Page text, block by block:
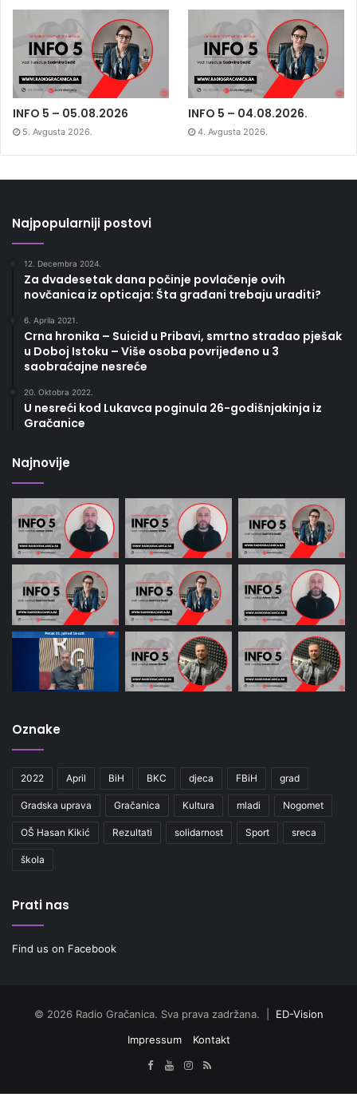
INFO 5 – 05.08.2026
5. Avgusta 2026.
INFO 5 – 04.08.2026.
4. Avgusta 2026.
Najpopularniji postovi
12. Decembra 2024.
Za dvadesetak dana počinje povlačenje ovih
novčanica iz opticaja: Šta građani trebaju uraditi?
6. Aprila 2021.
Crna hronika – Suicid u Pribavi, smrtno stradao pješak
u Doboj Istoku – Više osoba povrijeđeno u 3
saobraćajne nesreće
20. Oktobra 2022.
U nesreći kod Lukavca poginula 26-godišnjakinja iz
Gračanice
Najnovije
Oznake
2022 April BiH BKC djeca FBiH grad
Gradska uprava Gračanica Kultura mladi Nogomet
OŠ Hasan Kikić Rezultati solidarnost Sport sreca
škola
Prati nas
Find us on Facebook
© 2026 Radio Gračanica. Sva prava zadržana. | ED-Vision
Impressum
Kontakt